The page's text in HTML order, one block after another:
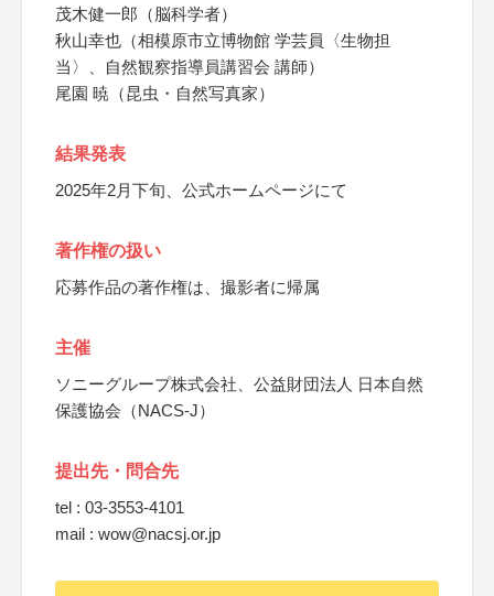
茂木健一郎（脳科学者）
秋山幸也（相模原市立博物館 学芸員〈生物担
当〉、自然観察指導員講習会 講師）
尾園 暁（昆虫・自然写真家）
結果発表
2025年2月下旬、公式ホームページにて
著作権の扱い
応募作品の著作権は、撮影者に帰属
主催
ソニーグループ株式会社、公益財団法人 日本自然
保護協会（NACS-J）
提出先・問合先
tel : 03-3553-4101
mail : wow@nacsj.or.jp